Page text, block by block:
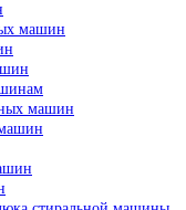
машин
машин